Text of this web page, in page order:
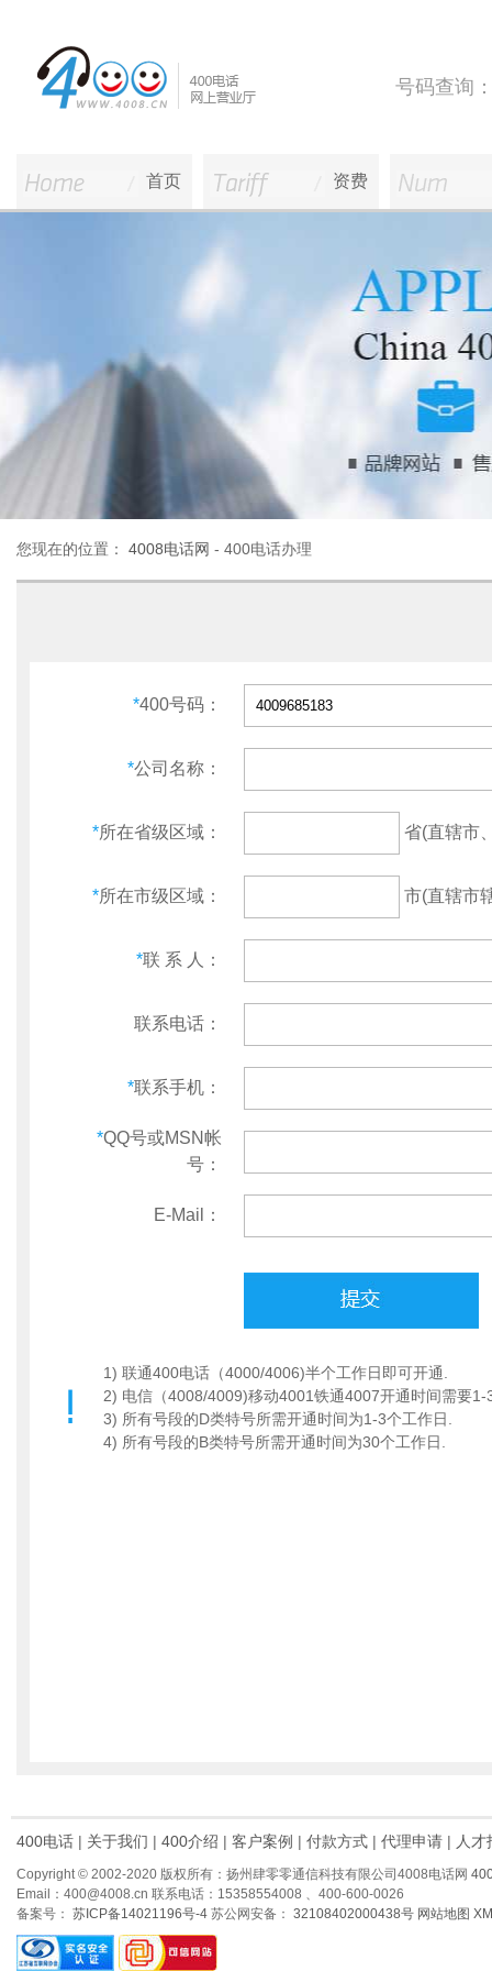
号码查询
首页 资费
您现在的位置： 4008电话网 - 400电话办理
*400号码：
*公司名称：
*所在省级区域： 省(直辖市
*所在市级区域： 市(直辖市
*联 系 人：
联系电话：
*联系手机：
*QQ号或MSN帐
号：
E-Mail：
1) 联通400电话（4000/4006)半个工作日即可开通.
2) 电信（4008/4009)移动4001铁通4007开通时间需要1-
3) 所有号段的D类特号所需开通时间为1-3个工作日.
4) 所有号段的B类特号所需开通时间为30个工作日.
400电话 | 关于我们 | 400介绍 | 客户案例 | 付款方式 | 代理申请 | 人才
Copyright © 2002-2020 版权所有：扬州肆零零通信科技有限公司4008电话网
Email：400@4008.cn 联系电话：15358554008 、400-600-0026
备案号： 苏ICP备14021196号-4 苏公网安备： 32108402000438号 网站地图